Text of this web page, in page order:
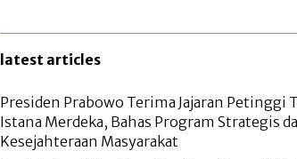
latest articles
Presiden Prabowo Terima Jajaran Petinggi
Istana Merdeka, Bahas Program Strategis
Kesejahteraan Masyarakat